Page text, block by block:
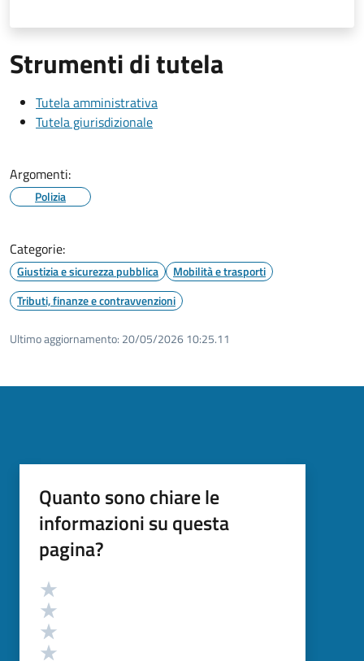
Strumenti di tutela
Tutela amministrativa
Tutela giurisdizionale
Argomenti:
Polizia
Categorie:
Giustizia e sicurezza pubblica
Mobilità e trasporti
Tributi, finanze e contravvenzioni
Ultimo aggiornamento: 20/05/2026 10:25.11
Quanto sono chiare le
informazioni su questa
pagina?
Valutazione